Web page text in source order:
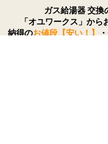
ガス給湯器 交換
「オユワークス」から
納得のお値段【安い！】・